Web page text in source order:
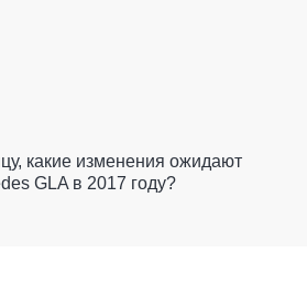
какие изменения ожидают
GLA в 2017 году?